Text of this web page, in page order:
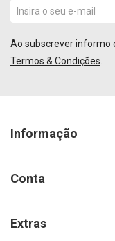
Ao subscrever informo
Termos & Condições
Informação
Conta
Extras